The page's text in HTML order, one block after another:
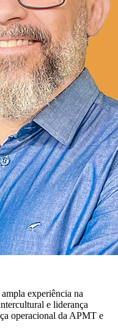
experiência na
e liderança
operacional da APMT e